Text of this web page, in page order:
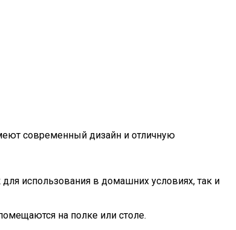
современный дизайн и отличную
использования в домашних условиях, так и
на полке или столе.